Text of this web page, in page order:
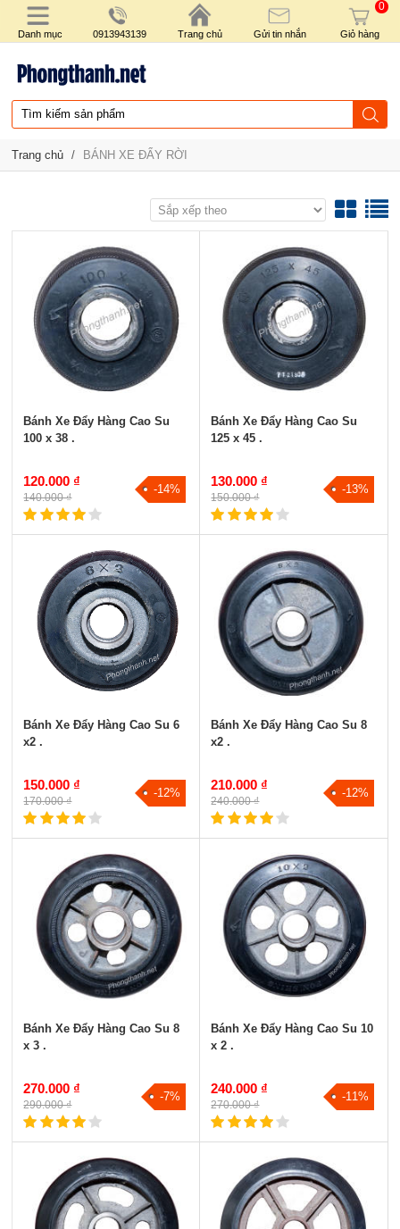
Danh mục 0913943139 Trang chủ Gửi tin nhắn
0
Giỏ hàng
Trang chủ / BÁNH XE ĐẨY RỜI
Bánh Xe Đẩy Hàng Cao Su
100 x 38 .
120.000 ₫
140.000 ₫
-14%
Bánh Xe Đẩy Hàng Cao Su
125 x 45 .
130.000 ₫
150.000 ₫
-13%
Bánh Xe Đẩy Hàng Cao Su 6
x2 .
150.000 ₫
170.000 ₫
-12%
Bánh Xe Đẩy Hàng Cao Su 8
x2 .
210.000 ₫
240.000 ₫
-12%
Bánh Xe Đẩy Hàng Cao Su 8
x 3 .
270.000 ₫
290.000 ₫
-7%
Bánh Xe Đẩy Hàng Cao Su 10
x 2 .
240.000 ₫
270.000 ₫
-11%